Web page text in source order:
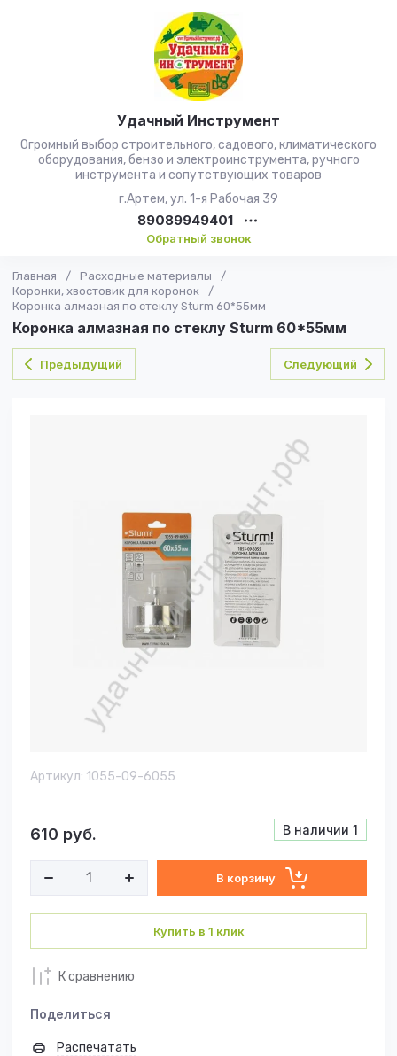
Удачный Инструмент
Огромный выбор строительного, садового, климатического
оборудования, бензо и электроинструмента, ручного
инструмента и сопутствующих товаров
г.Артем, ул. 1-я Рабочая 39
89089949401
Обратный звонок
Главная / Расходные материалы
/
Коронки, хвостовик для коронок
/
Коронка алмазная по стеклу Sturm 60*55мм
Коронка алмазная по стеклу Sturm 60*55мм
Предыдущий Следующий
Артикул: 1055-09-6055
В наличии 1
610 руб.
В корзину
Купить в 1 клик
К сравнению
Поделиться
Распечатать